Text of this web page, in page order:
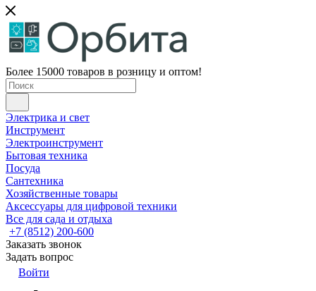
Более 15000 товаров в розницу и оптом!
Электрика и свет
Инструмент
Электроинструмент
Бытовая техника
Посуда
Сантехника
Хозяйственные товары
Аксессуары для цифровой техники
Все для сада и отдыха
+7 (8512) 200-600
Заказать звонок
Задать вопрос
Войти